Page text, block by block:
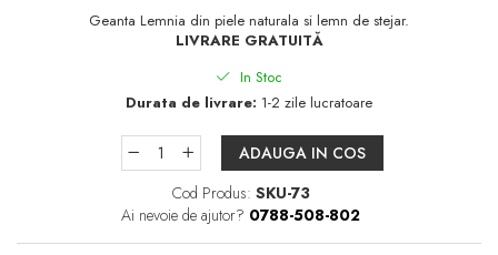
Geanta Lemnia din piele naturala si lemn de stejar.
LIVRARE GRATUITĂ
In Stoc
Durata de livrare: 1-2 zile lucratoare
ADAUGA IN COS
Cod Produs: SKU-73
Ai nevoie de ajutor? 0788-508-802